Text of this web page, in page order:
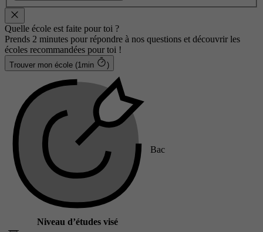
Quelle école est faite pour toi ?
Prends 2 minutes pour répondre à nos questions et découvrir les
écoles recommandées pour toi !
Trouver mon école (1min )
Niveau d’études visé
Bac